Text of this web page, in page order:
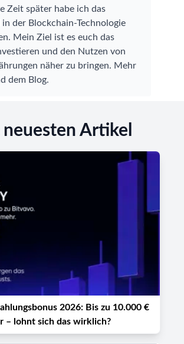
Zeit später habe ich das
in der Blockchain-Technologie
Mein Ziel ist es euch das
und den Nutzen von
näher zu bringen. Mehr
dem Blog.
neuesten Artikel
2026: Bis zu 10.000 €
– lohnt sich das wirklich?